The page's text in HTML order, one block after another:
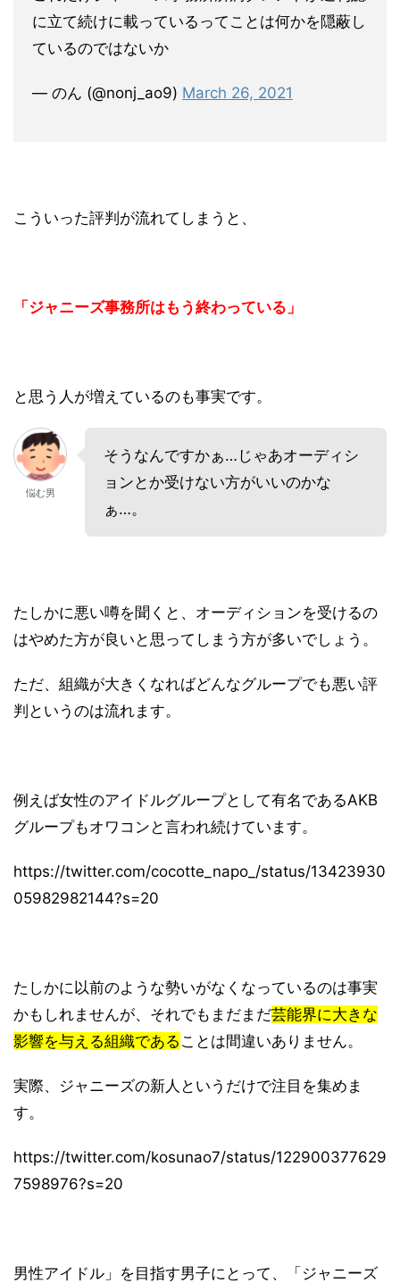
に立て続けに載っているってことは何かを隠蔽し
ているのではないか
— のん (@nonj_ao9) March 26, 2021
こういった評判が流れてしまうと、
「ジャニーズ事務所はもう終わっている」
と思う人が増えているのも事実です。
悩む男
そうなんですかぁ…じゃあオーディシ
ョンとか受けない方がいいのかな
ぁ…。
たしかに悪い噂を聞くと、オーディションを受けるの
はやめた方が良いと思ってしまう方が多いでしょう。
ただ、組織が大きくなればどんなグループでも悪い評
判というのは流れます。
例えば女性のアイドルグループとして有名であるAKB
グループもオワコンと言われ続けています。
https://twitter.com/cocotte_napo_/status/13423930
05982982144?s=20
たしかに以前のような勢いがなくなっているのは事実
かもしれませんが、それでもまだまだ芸能界に大きな
影響を与える組織である ことは間違いありません。
実際、ジャニーズの新人というだけで注目を集めま
す。
https://twitter.com/kosunao7/status/122900377629
7598976?s=20
男性アイドル」を目指す男子にとって、「ジャニーズ